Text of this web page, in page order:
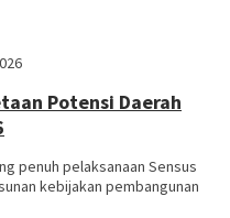
Potensi Daerah
penuh pelaksanaan Sensus
kebijakan pembangunan